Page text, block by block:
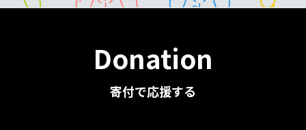
Donation
寄付で応援する